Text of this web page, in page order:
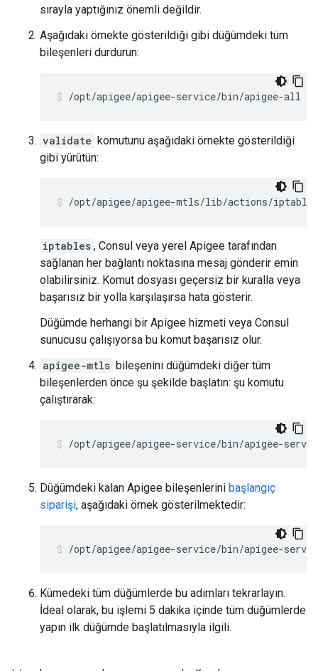
sırayla yaptığınız önemli değildir.
Aşağıdaki örnekte gösterildiği gibi düğümdeki tüm
bileşenleri durdurun:
/opt/apigee/apigee-service/bin/apigee-all
validate komutunu aşağıdaki örnekte gösterildiği
gibi yürütün:
/opt/apigee/apigee-mtls/lib/actions/
iptables , Consul veya yerel Apigee tarafından
sağlanan her bağlantı noktasına mesaj gönderir emin
olabilirsiniz. Komut dosyası geçersiz bir kuralla veya
başarısız bir yolla karşılaşırsa hata gösterir.
Düğümde herhangi bir Apigee hizmeti veya Consul
sunucusu çalışıyorsa bu komut başarısız olur.
apigee-mtls bileşenini düğümdeki diğer tüm
bileşenlerden önce şu şekilde başlatın: şu komutu
çalıştırarak:
/opt/apigee/apigee-service/bin/apigee-
Düğümdeki kalan Apigee bileşenlerini başlangıç
siparişi, aşağıdaki örnek gösterilmektedir:
/opt/apigee/apigee-service/bin/apigee-
Kümedeki tüm düğümlerde bu adımları tekrarlayın.
İdeal olarak, bu işlemi 5 dakika içinde tüm düğümlerde
yapın ilk düğümde başlatılmasıyla ilgili.